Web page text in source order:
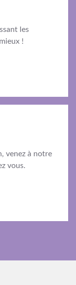
les
!
venez à notre
vous.